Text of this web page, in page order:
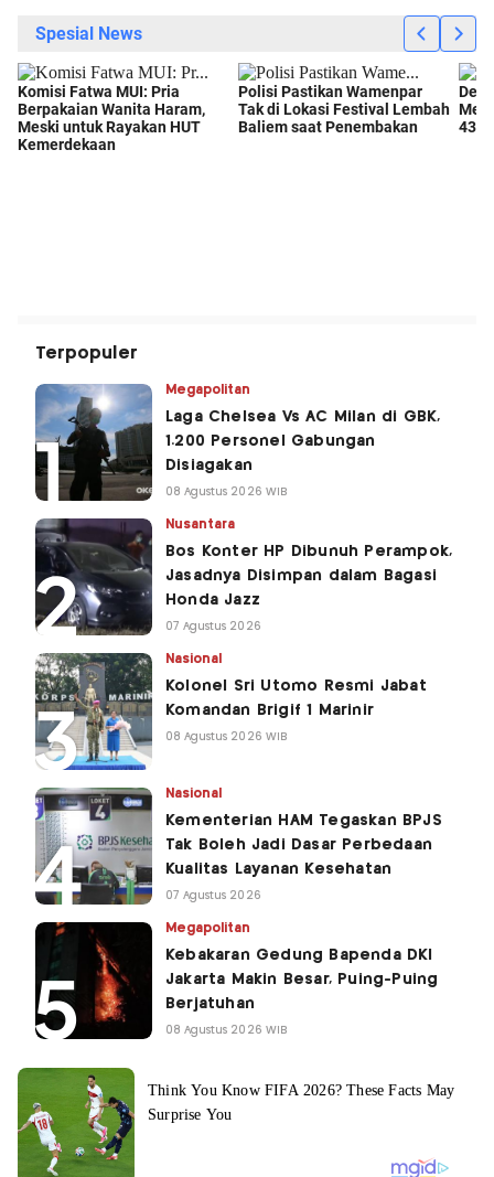
Terpopuler
Megapolitan
Laga Chelsea Vs AC Milan di GBK,
1.200 Personel Gabungan
Disiagakan
08 Agustus 2026 WIB
Nusantara
Bos Konter HP Dibunuh Perampok,
Jasadnya Disimpan dalam Bagasi
Honda Jazz
07 Agustus 2026
Nasional
Kolonel Sri Utomo Resmi Jabat
Komandan Brigif 1 Marinir
08 Agustus 2026 WIB
Nasional
Kementerian HAM Tegaskan BPJS
Tak Boleh Jadi Dasar Perbedaan
Kualitas Layanan Kesehatan
07 Agustus 2026
Megapolitan
Kebakaran Gedung Bapenda DKI
Jakarta Makin Besar, Puing-Puing
Berjatuhan
08 Agustus 2026 WIB